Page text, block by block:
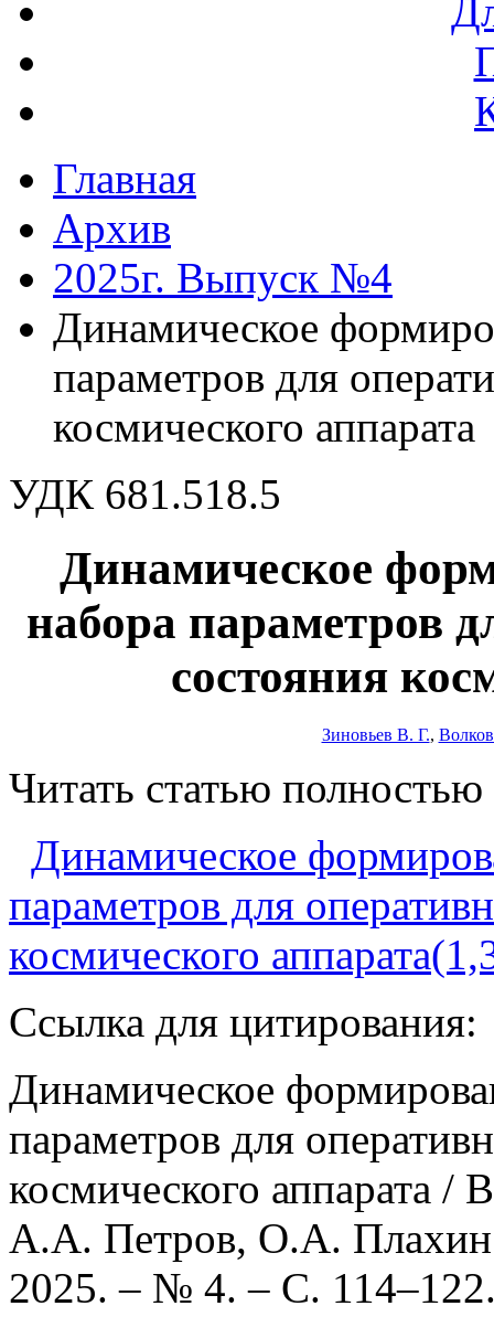
Главная
Архив
2025г. Выпуск №4
Динамическое
параметров для
космического аппарата
УДК 681.518.5
Динамическое
набора параметров
состояния
Зиновьев В. Г.,
Читать статью полностью
Динамическое
параметров для
космического
Ссылка для цитирования:
Динамическое
параметров для
космического аппарата
А.А. Петров, О.А.
2025. – № 4. – С.